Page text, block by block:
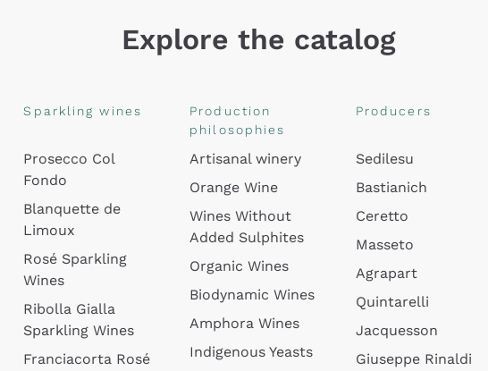
Explore the catalog
Sparkling wines
Prosecco Col
Fondo
Blanquette de
Limoux
Rosé Sparkling
Wines
Ribolla Gialla
Sparkling Wines
Franciacorta Rosé
Production
philosophies
Artisanal winery
Orange Wine
Wines Without
Added Sulphites
Organic Wines
Biodynamic Wines
Amphora Wines
Indigenous Yeasts
Producers
Sedilesu
Bastianich
Ceretto
Masseto
Agrapart
Quintarelli
Jacquesson
Giuseppe Rinaldi